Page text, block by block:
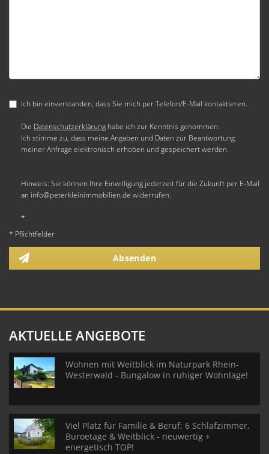
Ich bin einverstanden, dass Sie mich per Telefon/E-Mail kontaktieren.
Die Datenschutzerklärung habe ich zur Kenntnis genommen.
Ich stimme zu, dass meine Angaben und Daten zur Beantwortung
meiner Anfrage elektronisch erhoben und gespeichert werden.
Hinweis: Sie können Ihre Einwilligung jederzeit für die Zukunft per E-Mail
an info@peterkleinimmobilien.de widerrufen.
*
* Pflichtfelder
Absenden
AKTUELLE ANGEBOTE
Wohnen mit Weitblick im Naturpark Rhein-
Westerwald - Bungalow in ruhiger Wohnlage!
Viel Platz für Familie & Beruf: 6 Schlafzimmer,
Büroetage & Weitblick - neuwertig +
energetisch TOP!